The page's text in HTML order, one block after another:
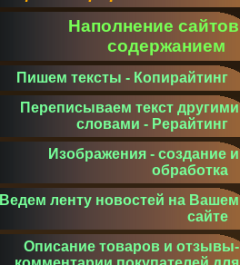
Наполнение сайтов
содержанием
Пишем тексты - Копирайтинг
Переписываем текст другими
словами - Рерайтинг
Изображения - создание и
обработка
Ведем ленту новостей на Вашем
сайте
Описание товаров и отзывы-